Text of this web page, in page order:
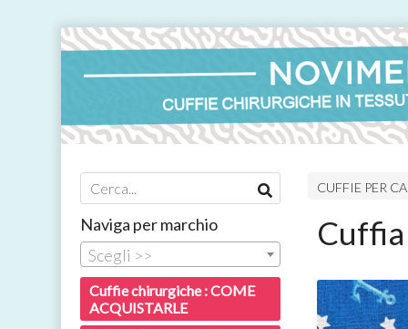
CUFFIE PER
Naviga per marchio
Scegli >>
Cuffie chirurgiche : COME
ACQUISTARLE